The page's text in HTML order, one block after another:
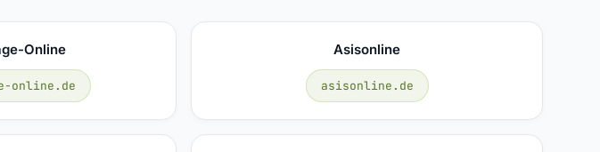
Online
online.de
Asisonline
asisonline.de